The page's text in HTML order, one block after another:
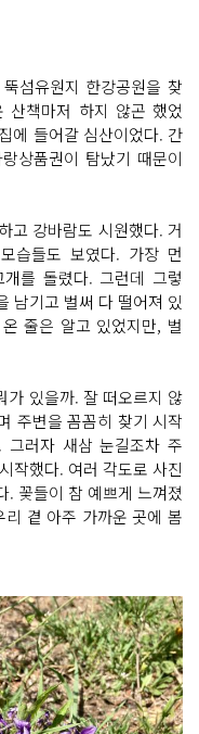
섬유원지 한강공원을 찾
산책마저 하지 않곤 했었
에 들어갈 심산이었다. 간
상품권이 탐났기 때문이
고 강바람도 시원했다. 거
습들도 보였다. 가장 먼
를 돌렸다. 그런데 그렇
남기고 벌써 다 떨어져 있
줄은 알고 있었지만, 벌
가 있을까. 잘 떠오르지 않
주변을 꼼꼼히 찾기 시작
그러자 새삼 눈길조차 주
작했다. 여러 각도로 사진
. 꽃들이 참 예쁘게 느껴졌
곁 아주 가까운 곳에 봄